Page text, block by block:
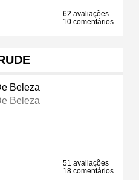
62 avaliações
10 comentários
Beleza
Beleza
51 avaliações
18 comentários